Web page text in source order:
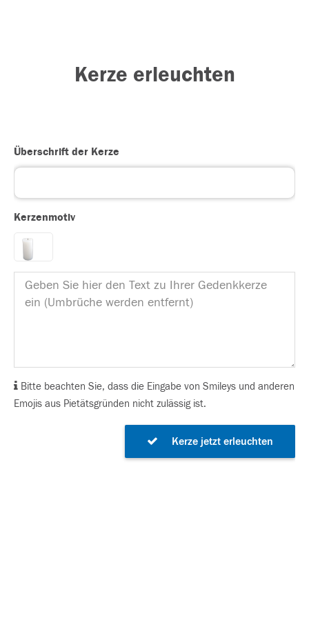
Kerze erleuchten
Überschrift der Kerze
Kerzenmotiv
Bitte beachten Sie, dass die Eingabe von Smileys und anderen
Emojis aus Pietätsgründen nicht zulässig ist.
Kerze jetzt erleuchten